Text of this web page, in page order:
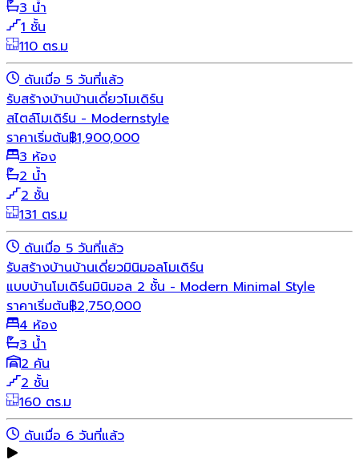
3 น้ำ
1 ชั้น
110 ตร.ม
ดันเมื่อ 5 วันที่แล้ว
รับสร้างบ้านบ้านเดี่ยวโมเดิร์น
สไตล์โมเดิร์น - Modernstyle
ราคาเริ่มต้น฿1,900,000
3 ห้อง
2 น้ำ
2 ชั้น
131 ตร.ม
ดันเมื่อ 5 วันที่แล้ว
รับสร้างบ้านบ้านเดี่ยวมินิมอลโมเดิร์น
แบบบ้านโมเดิร์นมินิมอล 2 ชั้น - Modern Minimal Style
ราคาเริ่มต้น฿2,750,000
4 ห้อง
3 น้ำ
2 คัน
2 ชั้น
160 ตร.ม
ดันเมื่อ 6 วันที่แล้ว